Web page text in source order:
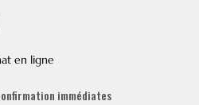
en ligne
immédiates